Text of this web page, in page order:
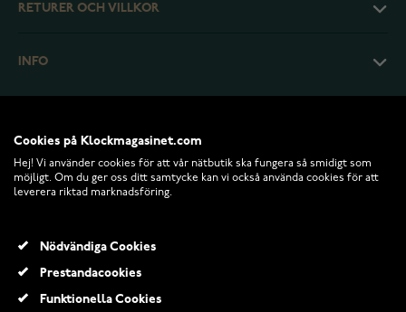
RETURER OCH VILLKOR
INFO
© 2026 Klockmagasinet.com
Cookies på Klockmagasinet.com
Hej! Vi använder cookies för att vår nätbutik ska fungera så smidigt som
möjligt. Om du ger oss ditt samtycke kan vi också använda cookies för att
leverera riktad marknadsföring.
Nödvändiga Cookies
Prestandacookies
Funktionella Cookies